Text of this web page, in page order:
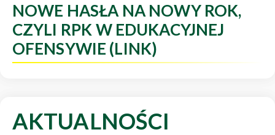
NOWE HASŁA NA NOWY ROK,
CZYLI RPK W EDUKACYJNEJ
OFENSYWIE (LINK)
AKTUALNOŚCI